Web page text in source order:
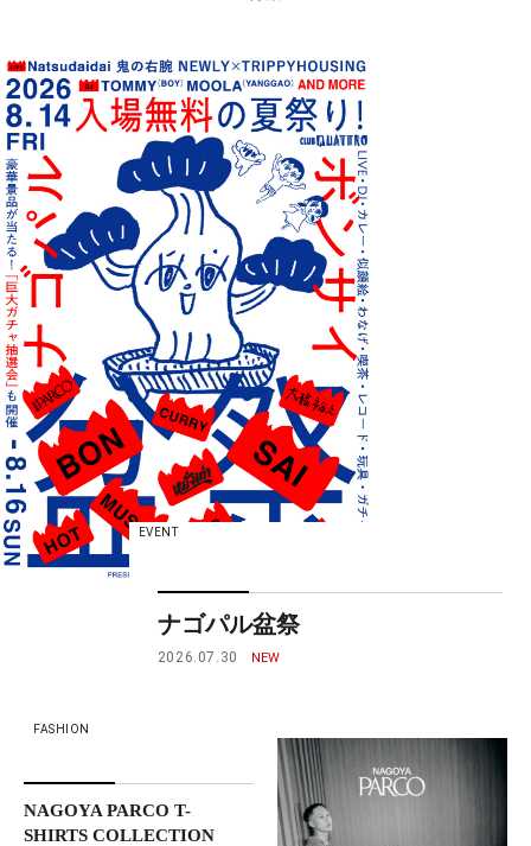
EVENT
ナゴパル盆祭
2026.07.30
FASHION
NAGOYA PARCO T-
SHIRTS COLLECTION